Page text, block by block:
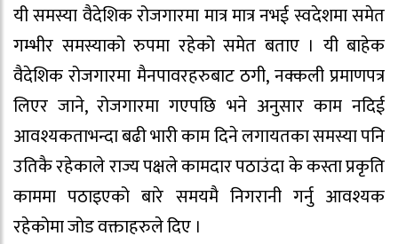
यी समस्या वैदेशिक रोजगारमा मात्र मात्र नभई स्वदेशमा समेत
गम्भीर समस्याको रुपमा रहेको समेत बताए । यी बाहेक
वैदेशिक रोजगारमा मैनपावरहरुबाट ठगी, नक्कली प्रमाणपत्र
लिएर जाने, रोजगारमा गएपछि भने अनुसार काम नदिई
आवश्यकताभन्दा बढी भारी काम दिने लगायतका समस्या पनि
उतिकै रहेकाले राज्य पक्षले कामदार पठाउंदा के कस्ता प्रकृति
काममा पठाइएको बारे समयमै निगरानी गर्नु आवश्यक
रहेकोमा जोड वक्ताहरुले दिए ।